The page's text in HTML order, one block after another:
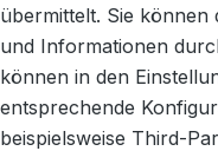
übermittelt. Sie können
und Informationen
können in den
entsprechende
beispielsweise Third-